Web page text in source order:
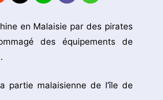
en Malaisie par des pirates
des équipements de
partie malaisienne de l’île de